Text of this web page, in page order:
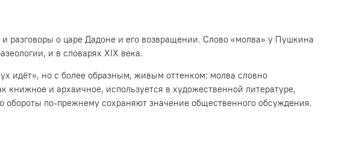
разговоры о царе Дадоне и его возвращении. Слово «молва» у Пушкина
и в словарях XIX века.
идёт», но с более образным, живым оттенком: молва словно
и архаичное, используется в художественной литературе,
обороты по-прежнему сохраняют значение общественного обсуждения.